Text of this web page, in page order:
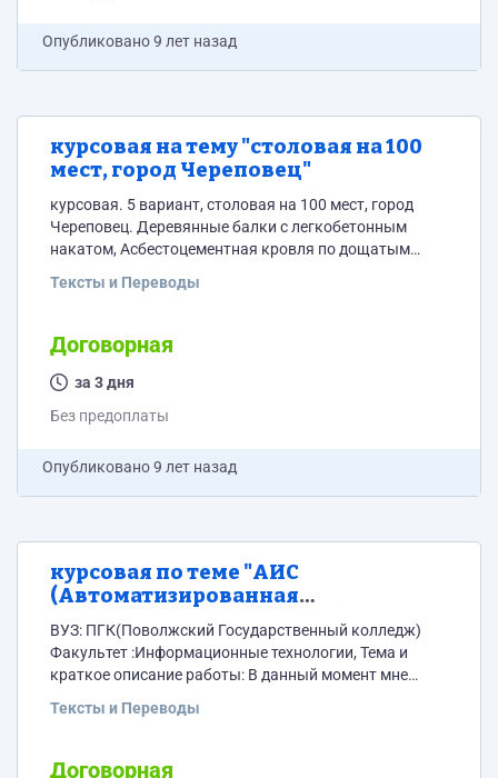
Опубликовано9 лет назад
курсовая на тему "столовая на 100
мест, город Череповец"
курсовая. 5 вариант, столовая на 100 мест, город
Череповец. Деревянные балки с легкобетонным
накатом, Асбестоцементная кровля по дощатым
выполнению курсового проекта по дисциплине
Тексты и Переводы
Договорная
за 3 дня
Без предоплаты
Опубликовано9 лет назад
курсовая по теме "АИС
(Автоматизированная
информационная система)
администрация сельского
поселения с. Павловка)"
ВУЗ: ПГК(Поволжский Государственный колледж)
Факультет :Информационные технологии, Тема и
краткое описание работы: В данный момент мне
"АИС(Автоматизированная информационная
Павловка) " которая будет включать удаленную базу
Тексты и Переводы
Договорная